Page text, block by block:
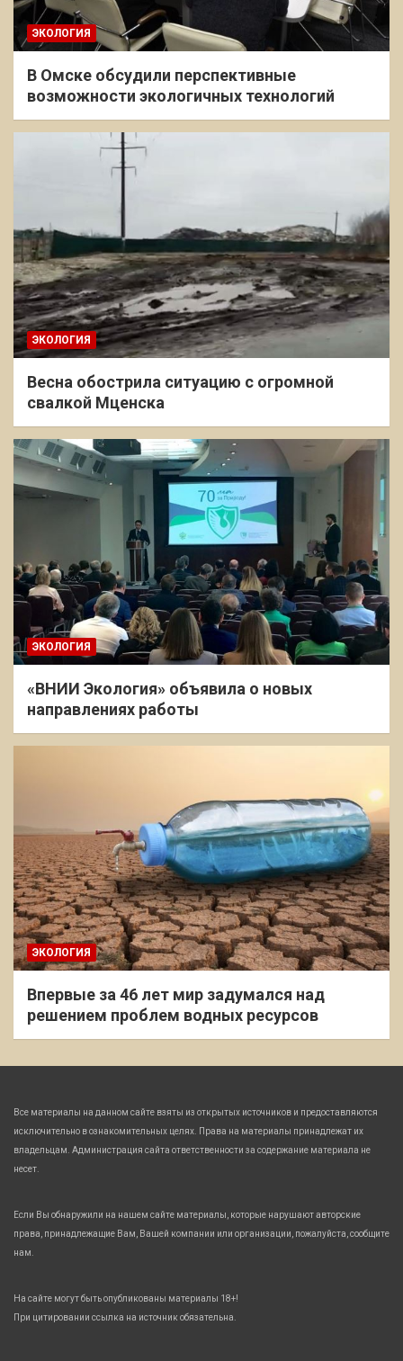
ЭКОЛОГИЯ
В Омске обсудили перспективные
возможности экологичных технологий
ЭКОЛОГИЯ
Весна обострила ситуацию с огромной
свалкой Мценска
ЭКОЛОГИЯ
«ВНИИ Экология» объявила о новых
направлениях работы
ЭКОЛОГИЯ
Впервые за 46 лет мир задумался над
решением проблем водных ресурсов
Все материалы на данном сайте взяты из открытых источников и предоставляются
исключительно в ознакомительных целях. Права на материалы принадлежат их
владельцам. Администрация сайта ответственности за содержание материала не
несет.
Если Вы обнаружили на нашем сайте материалы, которые нарушают авторские
права, принадлежащие Вам, Вашей компании или организации, пожалуйста, сообщите
нам.
На сайте могут быть опубликованы материалы 18+!
При цитировании ссылка на источник обязательна.